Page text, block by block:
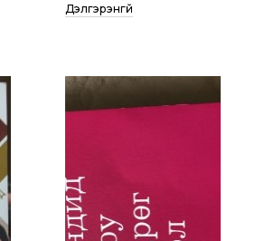
Дэлгэрэнгүй